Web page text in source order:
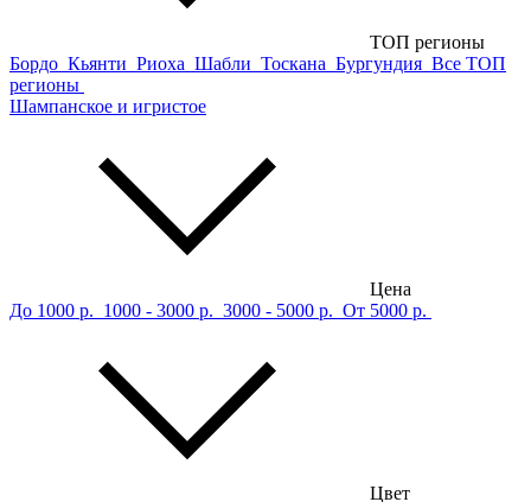
ТОП регионы
Бордо Кьянти Риоха Шабли Тоскана Бургундия Все ТОП
регионы
Шампанское и игристое
Цена
До 1000 р. 1000 - 3000 р. 3000 - 5000 р. От 5000 р.
Цвет